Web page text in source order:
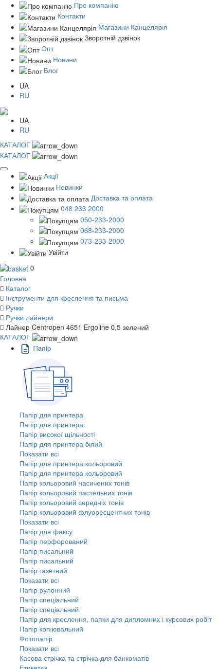
Про компанію
Контакти
Магазини Канцелярія
Зворотній дзвінок
Опт
Новини
Блог
UA
RU
UA
RU
КАТАЛОГ
КАТАЛОГ
Акції
Новинки
Доставка та оплата
048 233 2000
050-233-2000
068-233-2000
073-233-2000
Увійти
0
Головна
Каталог
Інструменти для креслення та письма
Ручки
Ручки лайнери
Лайнер Centropen 4651 Ergoline 0,5 зелений
КАТАЛОГ
Пaпiр
Папір для принтера
Папір для принтера
Папір високої щільності
Папір для принтера білий
Показати всі
Папір для принтера кольоровий
Папір для принтера кольоровий
Папір кольоровий насичених тонів
Папір кольоровий пастельних тонів
Папір кольоровий середніх тонів
Папір кольоровий флуоресцентних тонів
Показати всі
Папір для факсу
Папір перфорований
Папір писальний
Папір писальний
Папір газетний
Показати всі
Папір рулонний
Папір спеціальний
Папір спеціальний
Папір для креслення, папки для дипломних і курсових робіт
Папір копіювальний
Фотопапір
Показати всі
Касова стрічка та стрічка для банкоматів